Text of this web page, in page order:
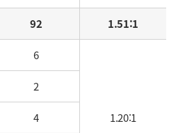
92 1.51:1
6
1.20:1
2
4